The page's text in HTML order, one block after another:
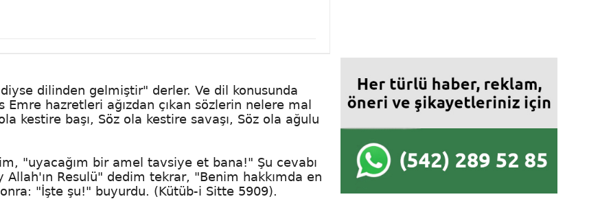
dilinden gelmiştir" derler. Ve dil konusunda
hazretleri ağızdan çıkan sözlerin nelere mal
kestire başı, Söz ola kestire savaşı, Söz ola ağulu
"uyacağım bir amel tavsiye et bana!" Şu cevabı
Resulü" dedim tekrar, "Benim hakkımda en
"İşte şu!" buyurdu. (Kütüb-i Sitte 5909).